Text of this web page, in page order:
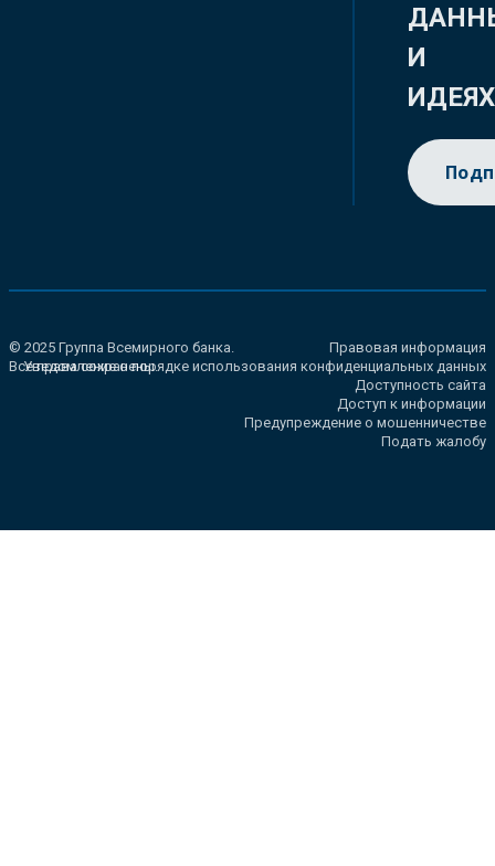
И
ИДЕЯХ
© 2025 Группа Всемирного банка.
Все права сохранены.
Правовая информация
Уведомление о порядке использования конфиденциальных данных
Доступность сайта
Доступ к информации
Предупреждение о мошенничестве
Подать жалобу